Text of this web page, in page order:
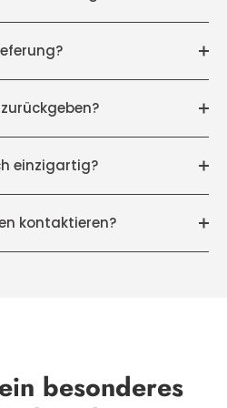
einzigartig?
kontaktieren?
besonderes